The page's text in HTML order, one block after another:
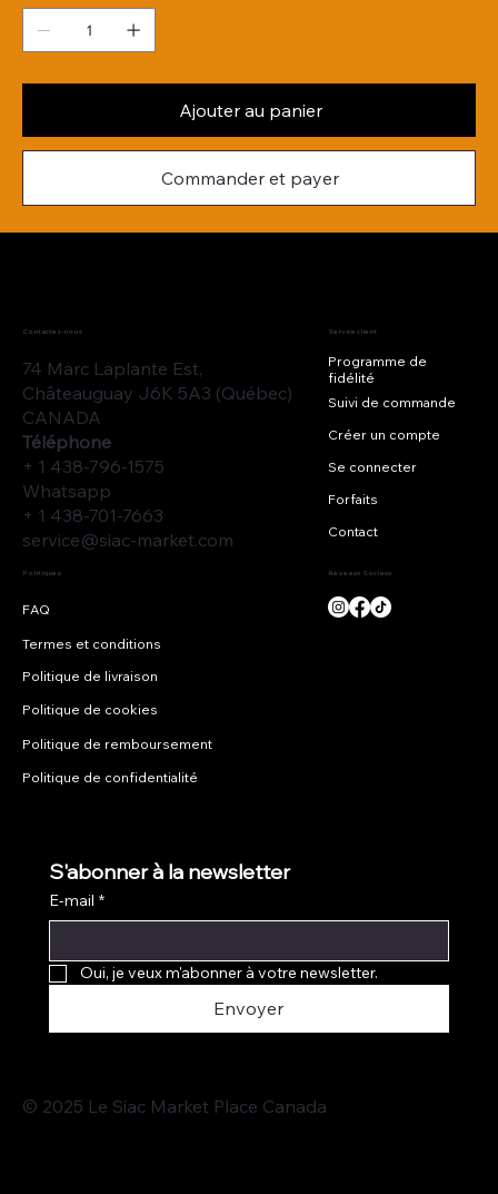
Ajouter au panier
Commander et payer
74 Marc Laplante Est,
Châteauguay J6K 5A3 (Québec)
CANADA
Téléphone
+ 1 438-796-1575
Whatsapp
+ 1 438-701-7663
service@siac-market.com
Contactez-nous Service client
Programme de
fidélité
Suivi de commande
Créer un compte
Se connecter
Forfaits
Contact
Politiques
Termes et conditions
Politique de livraison
Politique de cookies
Politique de remboursement
Politique de confidentialité
Réseaux Sociaux
S'abonner à la newsletter
E-mail *
Oui, je veux m'abonner à votre newsletter.
Envoyer
© 2025 Le Siac Market Place Canada